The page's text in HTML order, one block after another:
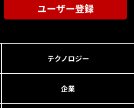
ユーザー登録
テクノロジー
企業